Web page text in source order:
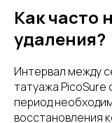
Как часто
удаления?
Интервал между
татуажа PicoSure
период
восстановления